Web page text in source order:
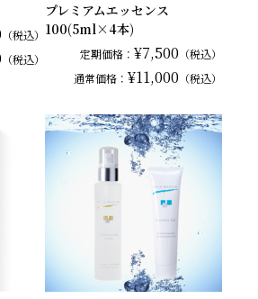
（税込）
（税込）
プレミアムエッセンス
100(5ml×4本)
定期価格： ¥7,500 （税込）
通常価格： ¥11,000 （税込）